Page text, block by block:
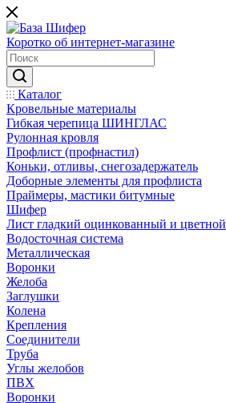
Коротко об интернет-магазине
Каталог
Кровельные материалы
Гибкая черепица ШИНГЛАС
Рулонная кровля
Профлист (профнастил)
Коньки, отливы, снегозадержатель
Доборные элементы для профлиста
Праймеры, мастики битумные
Шифер
Лист гладкий оцинкованный и цветной
Водосточная система
Металлическая
Воронки
Желоба
Заглушки
Колена
Крепления
Соединители
Труба
Углы желобов
ПВХ
Воронки